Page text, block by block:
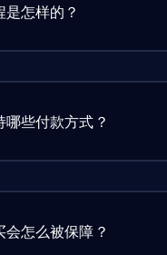
是怎样的？
哪些付款方式？
会怎么被保障？